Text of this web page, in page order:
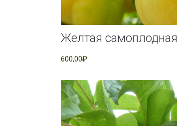
Желтая самоплодная
600,00₽